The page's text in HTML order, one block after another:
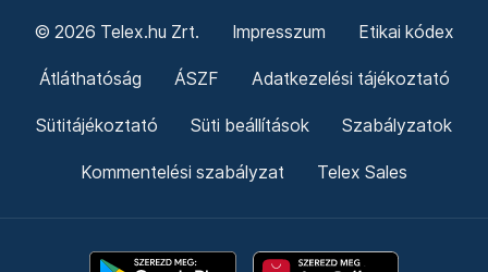
© 2026 Telex.hu Zrt. Impresszum Etikai kódex
Átláthatóság ÁSZF Adatkezelési tájékoztató
Sütitájékoztató Süti beállítások Szabályzatok
Kommentelési szabályzat Telex Sales